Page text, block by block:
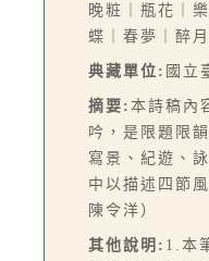
晚粧｜瓶花｜
蝶｜春夢｜醉
典藏單位: 國立
摘要: 本詩稿內
吟，是限題限
寫景、紀遊、
中以描述四節
陳令洋）
其他說明: 1.本